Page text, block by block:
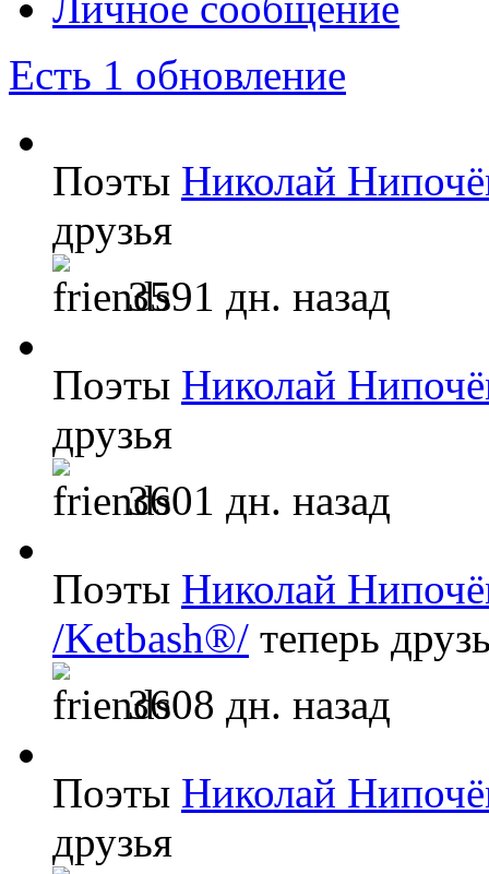
Есть 1 обновление
Поэты Николай
друзья
3591 дн. назад
Поэты Николай
друзья
3601 дн. назад
Поэты Николай
/Ketbash®/ теперь
3608 дн. назад
Поэты Николай
друзья